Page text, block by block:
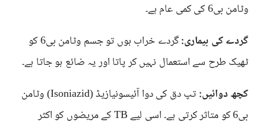
وٹامن بی6 کی کمی عام ہے۔
گردے کی بیماری:
گردے خراب ہوں تو جسم وٹامن بی6 کو
ٹھیک طرح سے استعمال نہیں کر پاتا اور یہ ضائع ہو جاتا ہے۔
کچھ دوائیں:
تپ دق کی دوا آئیسونیازیڈ (Isoniazid) وٹامن
بی6 کو متاثر کرتی ہے۔ اسی لیے TB کے مریضوں کو اکثر